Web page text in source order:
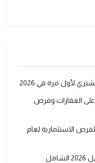
لأول مرة في 2026
على العقارات وفرص
الاستثمارية لعام